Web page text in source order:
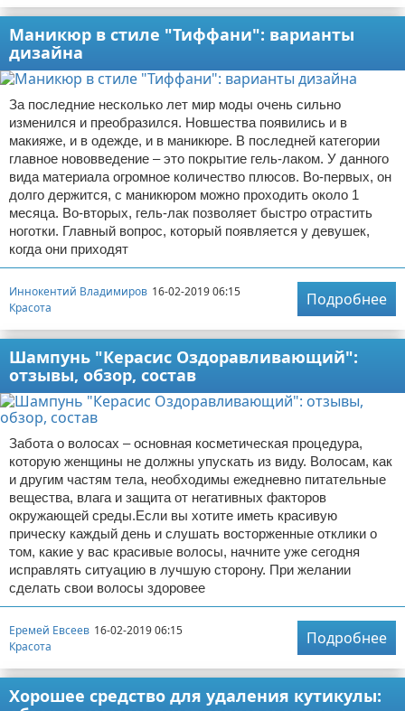
Маникюр в стиле "Тиффани": варианты
дизайна
За последние несколько лет мир моды очень сильно
изменился и преобразился. Новшества появились и в
макияже, и в одежде, и в маникюре. В последней категории
главное нововведение – это покрытие гель-лаком. У данного
вида материала огромное количество плюсов. Во-первых, он
долго держится, с маникюром можно проходить около 1
месяца. Во-вторых, гель-лак позволяет быстро отрастить
ноготки. Главный вопрос, который появляется у девушек,
когда они приходят
Иннокентий Владимиров 16-02-2019 06:15
Красота
Подробнее
Шампунь "Керасис Оздоравливающий":
отзывы, обзор, состав
Забота о волосах – основная косметическая процедура,
которую женщины не должны упускать из виду. Волосам, как
и другим частям тела, необходимы ежедневно питательные
вещества, влага и защита от негативных факторов
окружающей среды.Если вы хотите иметь красивую
прическу каждый день и слушать восторженные отклики о
том, какие у вас красивые волосы, начните уже сегодня
исправлять ситуацию в лучшую сторону. При желании
сделать свои волосы здоровее
Еремей Евсеев 16-02-2019 06:15
Красота
Подробнее
Хорошее средство для удаления кутикулы: